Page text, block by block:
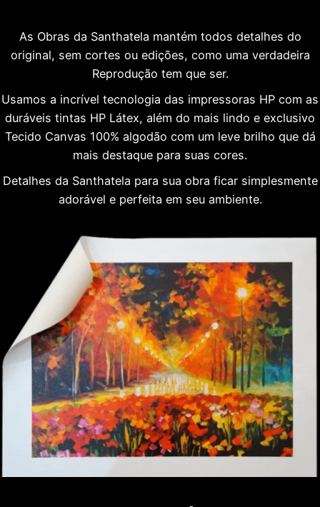
As Obras da Santhatela mantém todos detalhes do
original, sem cortes ou edições, como uma verdadeira
Reprodução tem que ser.
Usamos a incrível tecnologia das impressoras HP com as
duráveis tintas HP Látex, além do mais lindo e exclusivo
Tecido Canvas 100% algodão com um leve brilho que dá
mais destaque para suas cores.
Detalhes da Santhatela para sua obra ficar simplesmente
adorável e perfeita em seu ambiente.